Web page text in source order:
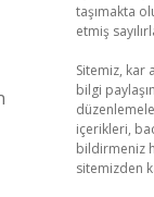
taşımakta
etmiş
Sitemiz, kar
bilgi
içerikleri,
bildirmeniz
sitemizden